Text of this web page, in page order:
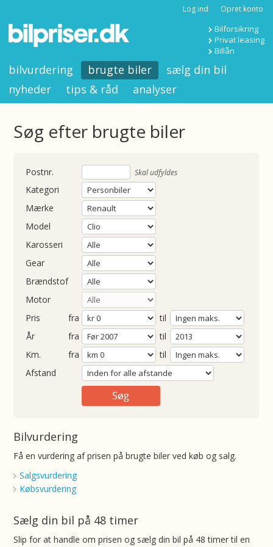
Log ind Opret konto
Bilforsikring
Privat leasing
Billån
bilvurdering brugte biler
sælg din bil
nyheder
tips & råd analyser
Søg efter brugte biler
Skal udfyldes
Kategori
Mærke
Model
Karosseri
Gear
Brændstof
Motor
Pris
fra
til
fra
til
fra
til
Afstand
Bilvurdering
Få en vurdering af prisen på brugte biler ved køb og salg.
Salgsvurdering
Købsvurdering
Sælg din bil på 48 timer
Slip for at handle om prisen og sælg din bil på 48 timer til en